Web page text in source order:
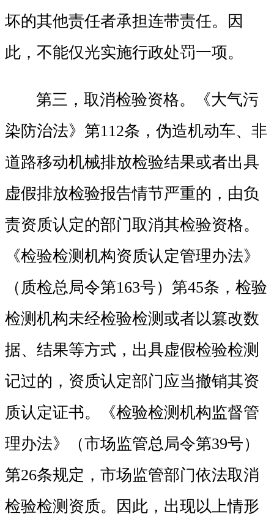
坏的其他责任者承担连带责任。因
此，不能仅光实施行政处罚一项。
第三，取消检验资格。《大气污
染防治法》第112条，伪造机动车、非
道路移动机械排放检验结果或者出具
虚假排放检验报告情节严重的，由负
责资质认定的部门取消其检验资格。
《检验检测机构资质认定管理办法》
（质检总局令第163号）第45条，检验
检测机构未经检验检测或者以篡改数
据、结果等方式，出具虚假检验检测
记过的，资质认定部门应当撤销其资
质认定证书。《检验检测机构监督管
理办法》（市场监管总局令第39号）
第26条规定，市场监管部门依法取消
检验检测资质。因此，出现以上情形